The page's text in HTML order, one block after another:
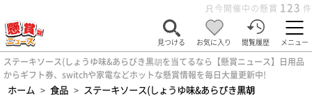
只今開催中の懸賞 123 件
見つける お気に入り 閲覧履歴 メニュー
ステーキソース(しょうゆ味&あらびき黒胡を当てるなら【懸賞ニュース】日用品
からギフト券、switchや家電などホットな懸賞情報を毎日大量更新中!
ホーム > 食品 > ステーキソース(しょうゆ味&あらびき黒胡